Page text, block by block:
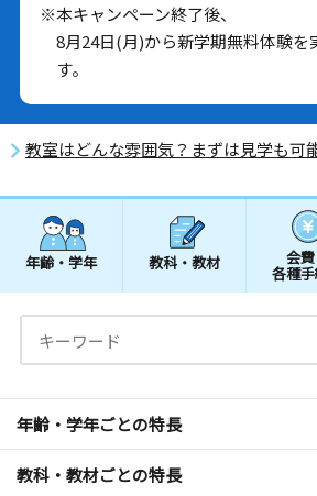
※本キャンペーン終了後、
8月24日(月)から新学期無料体験を
す。
教室はどんな雰囲気？まずは見学も可
年齢・学年 教科・教材 会費
各種
年齢・学年ごとの特長
教科・教材ごとの特長